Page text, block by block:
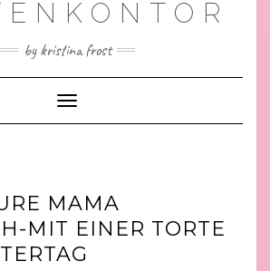
by kristina frost
Toggle
Navigation
MAMA
MIT EINER TORTE